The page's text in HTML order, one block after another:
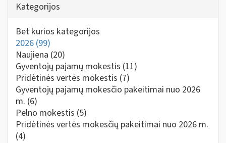
Kategorijos
Bet kurios kategorijos
2026 (99)
Naujiena (20)
Gyventojų pajamų mokestis (11)
Pridėtinės vertės mokestis (7)
Gyventojų pajamų mokesčio pakeitimai nuo 2026
m. (6)
Pelno mokestis (5)
Pridėtinės vertės mokesčių pakeitimai nuo 2026 m.
(4)